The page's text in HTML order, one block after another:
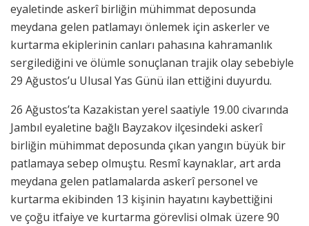
eyaletinde askerî birliğin mühimmat deposunda
meydana gelen patlamayı önlemek için askerler ve
kurtarma ekiplerinin canları pahasına kahramanlık
sergilediğini ve ölümle sonuçlanan trajik olay sebebiyle
29 Ağustos’u Ulusal Yas Günü ilan ettiğini duyurdu.
26 Ağustos’ta Kazakistan yerel saatiyle 19.00 civarında
Jambıl eyaletine bağlı Bayzakov ilçesindeki askerî
birliğin mühimmat deposunda çıkan yangın büyük bir
patlamaya sebep olmuştu. Resmî kaynaklar, art arda
meydana gelen patlamalarda askerî personel ve
kurtarma ekibinden 13 kişinin hayatını kaybettiğini
ve çoğu itfaiye ve kurtarma görevlisi olmak üzere 90